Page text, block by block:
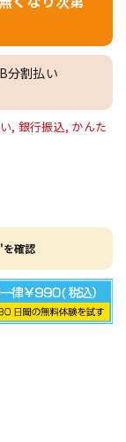
分割払い
, 銀行振込, かんた
確認